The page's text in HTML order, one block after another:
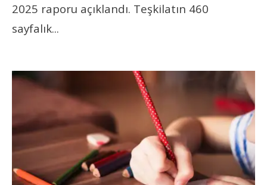
2025 raporu açıklandı. Teşkilatın 460
sayfalık...